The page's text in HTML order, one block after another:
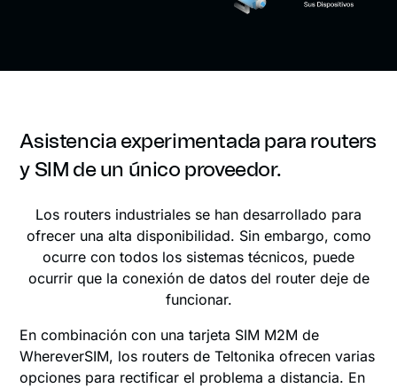
Asistencia experimentada para routers
y SIM de un único proveedor.
Los routers industriales se han desarrollado para
ofrecer una alta disponibilidad. Sin embargo, como
ocurre con todos los sistemas técnicos, puede
ocurrir que la conexión de datos del router deje de
funcionar.
En combinación con una tarjeta SIM M2M de
WhereverSIM, los routers de Teltonika ofrecen varias
opciones para rectificar el problema a distancia. En